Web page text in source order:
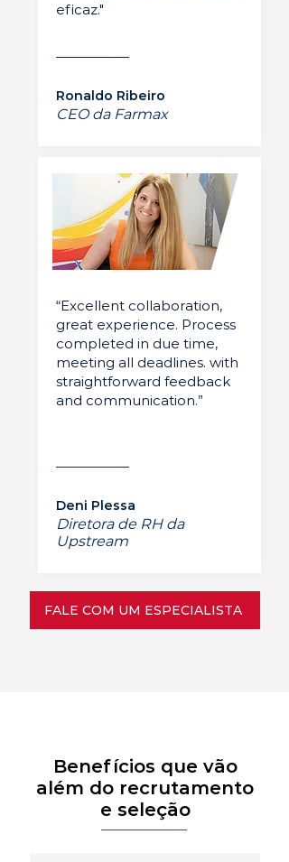
eficaz."
Ronaldo Ribeiro
CEO da Farmax
“Excellent collaboration,
great experience. Process
completed in due time,
meeting all deadlines. with
straightforward feedback
and communication.”
Deni Plessa
Diretora de RH da
Upstream
FALE COM UM ESPECIALISTA
Benefícios que vão
além do recrutamento
e seleção